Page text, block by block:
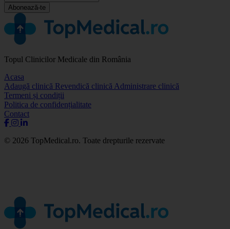
Abonează-te
Topul Clinicilor Medicale din România
Acasa
Adaugă clinică Revendică clinică Administrare clinică
Termeni și condiții
Politica de confidențialitate
Contact
© 2026 TopMedical.ro. Toate drepturile rezervate